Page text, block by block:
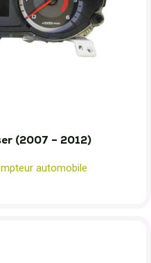
(2007 – 2012)
automobile